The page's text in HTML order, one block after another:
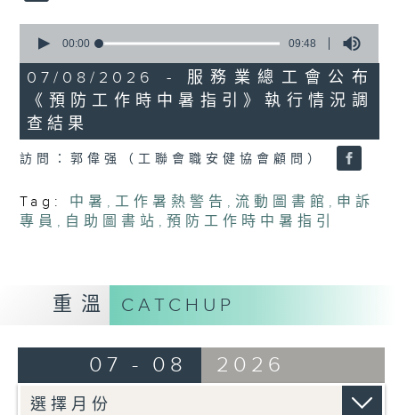
seconds
9
minutes,
48
seconds
00:00 09:48
07/08/2026 - 服務業總工會公布
《預防工作時中暑指引》執行情況調
查結果
訪問：郭偉强（工聯會職安健協會顧問）
Tag: 中暑 ,工作暑熱警告 ,流動圖書館 , 申訴
專員 , 自助圖書站 ,預防工作時中暑指引
重溫 CATCHUP
07 - 08 2026